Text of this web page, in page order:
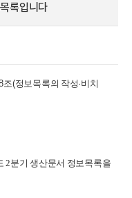
록입니다
조(정보목록의 작성·비치
2분기 생산문서 정보목록을